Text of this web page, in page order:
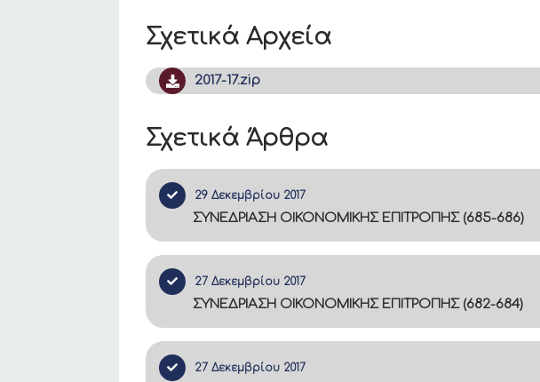
Σχετικά Αρχεία
2017-17.zip
Σχετικά Άρθρα
29 Δεκεμβρίου 2017
ΣΥΝΕΔΡΙΑΣΗ ΟΙΚΟΝΟΜΙΚΗΣ ΕΠΙΤΡΟΠΗΣ (685-686)
27 Δεκεμβρίου 2017
ΣΥΝΕΔΡΙΑΣΗ ΟΙΚΟΝΟΜΙΚΗΣ ΕΠΙΤΡΟΠΗΣ (682-684)
27 Δεκεμβρίου 2017